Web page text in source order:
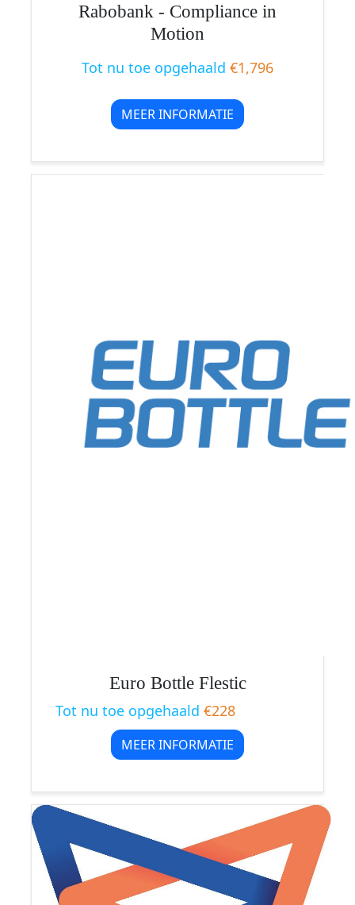
Rabobank - Compliance in
Motion
Tot nu toe opgehaald €1,796
MEER INFORMATIE
Euro Bottle Flestic
Tot nu toe opgehaald €228
MEER INFORMATIE